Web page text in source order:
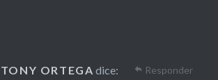
TONY ORTEGA dice: Responder